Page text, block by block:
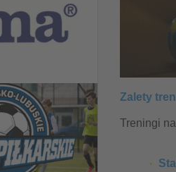
Zalety
Treningi